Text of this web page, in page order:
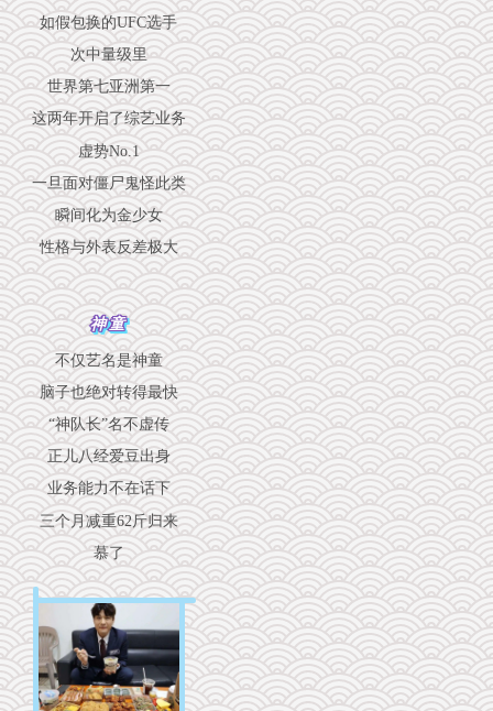
如假包换的UFC选手
次中量级里
世界第七亚洲第一
这两年开启了综艺业务
虚势No.1
一旦面对僵尸鬼怪此类
瞬间化为金少女
性格与外表反差极大
神童
不仅艺名是神童
脑子也绝对转得最快
“神队长”名不虚传
正儿八经爱豆出身
业务能力不在话下
三个月减重62斤归来
慕了